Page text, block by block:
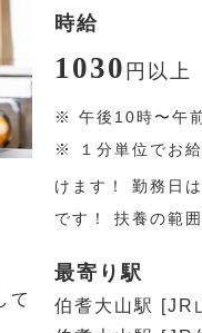
て
時給
1030 円 以上
※ 午後10時〜午
※
１分単位でお
けます！ 勤務日
です！ 扶養の範
最寄り駅
伯耆大山駅 [JR